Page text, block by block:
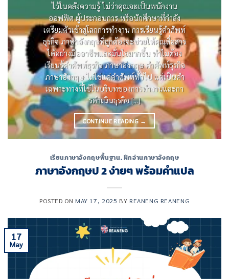
ไว้ในคลังความรู้ ไม่ว่าคุณจะเป็นพนักงาน
ออฟฟิศ ผู้ประกอบการ หรือนักศึกษาที่กําลัง
เตรียมตัวเข้าสู่โลกการทํางาน การเรียนรู้คําศัพท์
ธุรกิจ ภาษาอังกฤษที่ถูกต้องจะช่วยให้คุณสื่อสาร
ได้อย่างมืออาชีพและมั่นใจมากขึ้น ทําไมต้อง
เรียนรู้คําศัพท์ธุรกิจ ภาษาอังกฤษ คําศัพท์ธุรกิจ
ภาษาอังกฤษ ไม่ใช่แค่คําศัพท์ทั่วไป แต่เป็นคํา
เฉพาะทางที่ใช้ในบริบทของการทํางานและกา
รดําเนินธุรกิจ [...]
CONTINUE READING →
เรียนภาษาอังกฤษพื้นฐาน,ฝึกอ่านภาษาอังกฤษ
ภาษาอังกฤษป 2 ง่ายๆ พร้อมคำแปล
POSTED ON MAY 17, 2025 BY REANENG REANENG
17
May